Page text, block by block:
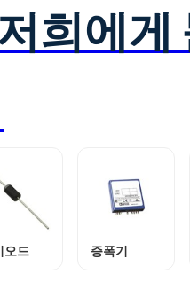
희에게
오드 증폭기